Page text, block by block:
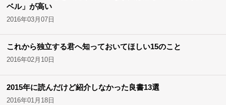
ベル」が高い
2016年03月07日
これから独立する君へ知っておいてほしい15のこと
2016年02月10日
2015年に読んだけど紹介しなかった良書13選
2016年01月18日